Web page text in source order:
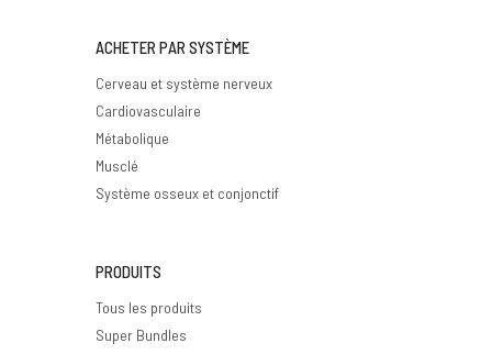
ACHETER PAR SYSTÈME
Cerveau et système nerveux
Cardiovasculaire
Métabolique
Musclé
Système osseux et conjonctif
PRODUITS
Tous les produits
Super Bundles